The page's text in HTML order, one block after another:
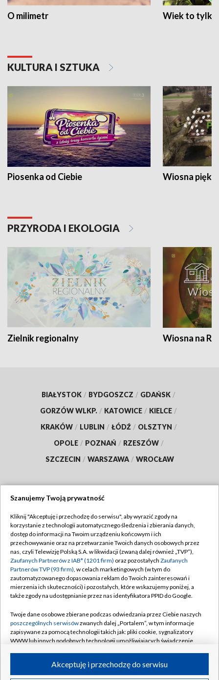
O milimetr Wiek to tylko
KULTURA I SZTUKA
Piosenka od Ciebie Wiosna
PRZYRODA I EKOLOGIA
Zielnik regionalny Wiosna na
BIAŁYSTOK / BYDGOSZCZ / GDAŃSK /
GORZÓW WLKP. / KATOWICE / KIELCE /
KRAKÓW / LUBLIN / ŁÓDŹ / OLSZTYN /
OPOLE / POZNAŃ / RZESZÓW /
SZCZECIN / WARSZAWA / WROCŁAW
TVP
Abonament TVP
Emisja w TVP
Centrum informacji TVP
Naziemna Telewizja Cyfrowa
Rada Programowa
System NOS
Informacje o nadawcy
Program dla prasy
Regulamin TVP
Polityka prywatności
Moje zgody
Pomoc
Kontakt
Kanały
Szanujemy Twoją prywatność
Kliknij "Akceptuję i przechodzę do serwisu", aby wyrazić zgody na
korzystanie z technologii automatycznego śledzenia i zbierania danych,
dostęp do informacji na Twoim urządzeniu końcowym i ich
przechowywanie oraz na przetwarzanie Twoich danych osobowych przez
nas, czyli Telewizję Polską S.A. w likwidacji (zwaną dalej również „TVP”),
Zaufanych Partnerów z IAB* (1201 firm) oraz pozostałych Zaufanych
Partnerów TVP (93 firm), w celach marketingowych (w tym do
zautomatyzowanego dopasowania reklam do Twoich zainteresowań i
mierzenia ich skuteczności) i pozostałych, które wskazujemy poniżej, a
także zgody na udostępnianie przez nas identyfikatora PPID do Google.
Twoje dane osobowe zbierane podczas odwiedzania przez Ciebie naszych
poszczególnych serwisówzwanych dalej „Portalem”, w tym informacje
zapisywane za pomocą technologii takich jak: pliki cookie, sygnalizatory
WWW lub innych podobnych technologii umożliwiających świadczenie
ruchu w Internecie.Akceptuję i przechodzę do serwisu